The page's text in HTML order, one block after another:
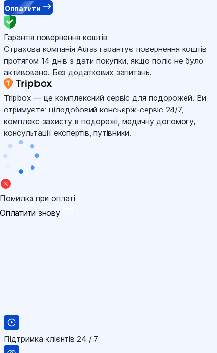
Оплатити
Гарантія повернення коштів
Страхова компанія Auras гарантує повернення коштів
протягом 14 днів з дати покупки, якщо поліс не було
активовано. Без додаткових запитань.
Tripbox — це комплексний сервіс для подорожей. Ви
отримуєте: цілодобовий консьєрж-сервіс 24/7,
комплекс захисту в подорожі, медичну допомогу,
консультації експертів, путівники.
Помилка при оплаті
Оплатити знову
Підтримка клієнтів 24 / 7